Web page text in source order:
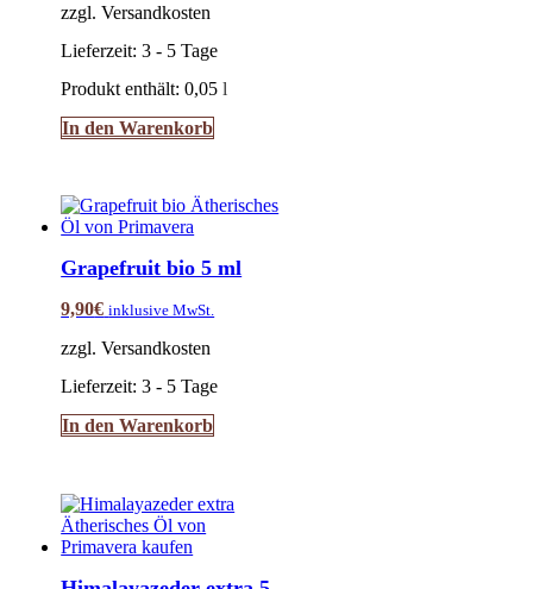
zzgl. Versandkosten
Lieferzeit:3 - 5 Tage
Produkt enthält: 0,05l
In den Warenkorb
Grapefruit bio 5 ml
9,90€ inklusive MwSt.
zzgl. Versandkosten
Lieferzeit:3 - 5 Tage
In den Warenkorb